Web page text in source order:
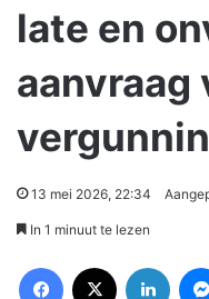
late en
aanvraag
13 mei 2026, 22:34
In 1 minuut te lezen